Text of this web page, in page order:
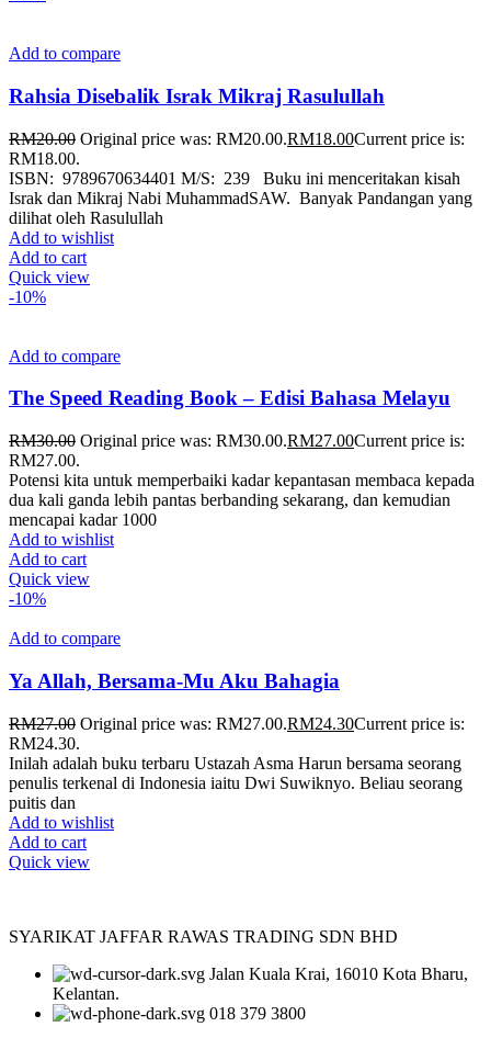
Add to compare
Rahsia Disebalik Israk Mikraj Rasulullah
RM20.00 Original price was: RM20.00.RM18.00Current price is:
RM18.00.
ISBN: 9789670634401 M/S: 239 Buku ini menceritakan kisah
Israk dan Mikraj Nabi MuhammadSAW. Banyak Pandangan yang
dilihat oleh Rasulullah
Add to wishlist
Add to cart
Quick view
-10%
Add to compare
The Speed Reading Book – Edisi Bahasa Melayu
RM30.00 Original price was: RM30.00.RM27.00Current price is:
RM27.00.
Potensi kita untuk memperbaiki kadar kepantasan membaca kepada
dua kali ganda lebih pantas berbanding sekarang, dan kemudian
mencapai kadar 1000
Add to wishlist
Add to cart
Quick view
-10%
Add to compare
Ya Allah, Bersama-Mu Aku Bahagia
RM27.00 Original price was: RM27.00.RM24.30Current price is:
RM24.30.
Inilah adalah buku terbaru Ustazah Asma Harun bersama seorang
penulis terkenal di Indonesia iaitu Dwi Suwiknyo. Beliau seorang
puitis dan
Add to wishlist
Add to cart
Quick view
SYARIKAT JAFFAR RAWAS TRADING SDN BHD
Jalan Kuala Krai, 16010 Kota Bharu,
Kelantan.
018 379 3800